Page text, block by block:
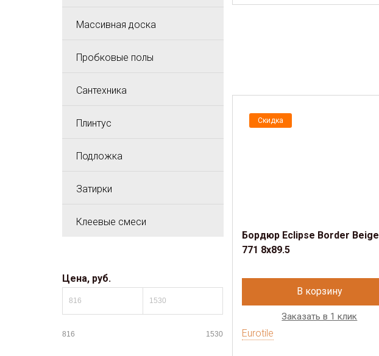
Массивная доска
Пробковые полы
Сантехника
Плинтус
Подложка
Затирки
Клеевые смеси
Цена, руб.
Скидка
Бордюр Eclipse Border Beige
771 8х89.5
В корзину
Заказать в 1 клик
Eurotile